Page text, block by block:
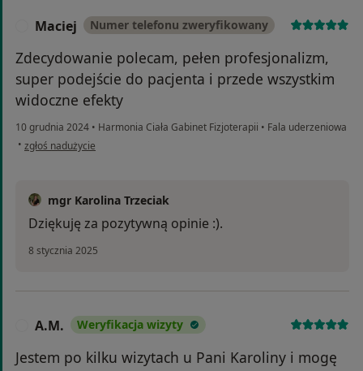
Maciej Numer telefonu zweryfikowany
Zdecydowanie polecam, pełen profesjonalizm,
super podejście do pacjenta i przede wszystkim
widoczne efekty
10 grudnia 2024 • Harmonia Ciała Gabinet Fizjoterapii • Fala uderzeniowa
• w opinii użytkownika Maciej
zgłoś nadużycie
mgr Karolina Trzeciak
Dziękuję za pozytywną opinie :).
8 stycznia 2025
A.M. Weryfikacja wizyty
Jestem po kilku wizytach u Pani Karoliny i mogę